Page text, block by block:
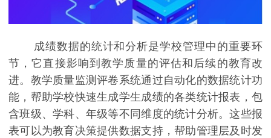
成绩数据的统计和分析是学校管理中的重要环
节，它直接影响到教学质量的评估和后续的教育改
进。教学质量监测评卷系统通过自动化的数据统计功
能，帮助学校快速生成学生成绩的各类统计报表，包
含班级、学科、年级等不同维度的统计分析。这些报
表可以为教育决策提供数据支持，帮助管理层及时发